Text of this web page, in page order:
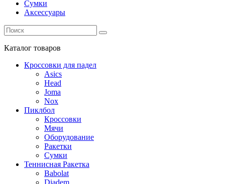
Сумки
Аксессуары
Каталог товаров
Кроссовки для падел
Asics
Head
Joma
Nox
Пиклбол
Кроссовки
Мячи
Оборудование
Ракетки
Сумки
Теннисная Ракетка
Babolat
Diadem